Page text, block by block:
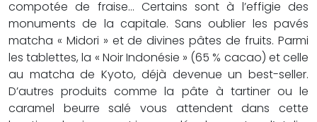
compotée de fraise… Certains sont à l’effigie des
monuments de la capitale. Sans oublier les pavés
matcha « Midori » et de divines pâtes de fruits. Parmi
les tablettes, la « Noir Indonésie » (65 % cacao) et celle
au matcha de Kyoto, déjà devenue un best-seller.
D’autres produits comme la pâte à tartiner ou le
caramel beurre salé vous attendent dans cette